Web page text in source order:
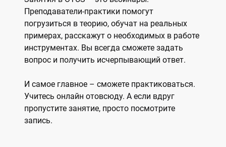
Преподаватели-практики помогут
погрузиться в теорию, обучат на реальных
примерах, расскажут о необходимых в работе
инструментах. Вы всегда сможете задать
вопрос и получить исчерпывающий ответ.
И самое главное – сможете практиковаться.
Учитесь онлайн отовсюду. А если вдруг
пропустите занятие, просто посмотрите
запись.